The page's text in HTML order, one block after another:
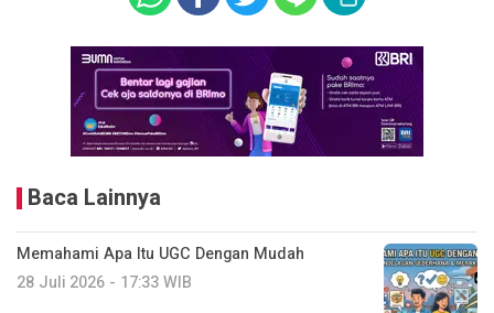
Baca Lainnya
Memahami Apa Itu UGC Dengan Mudah
28 Juli 2026 - 17:33 WIB